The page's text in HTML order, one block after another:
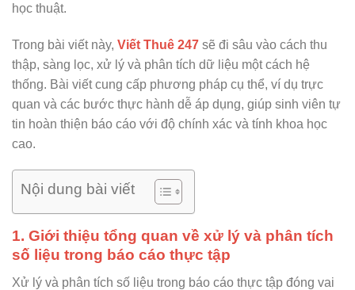
học thuật.
Trong bài viết này, Viết Thuê 247 sẽ đi sâu vào cách thu
thập, sàng lọc, xử lý và phân tích dữ liệu một cách hệ
thống. Bài viết cung cấp phương pháp cụ thể, ví dụ trực
quan và các bước thực hành dễ áp dụng, giúp sinh viên tự
tin hoàn thiện báo cáo với độ chính xác và tính khoa học
cao.
Nội dung bài viết
1. Giới thiệu tổng quan về xử lý và phân tích
số liệu trong báo cáo thực tập
Xử lý và phân tích số liệu trong báo cáo thực tập đóng vai